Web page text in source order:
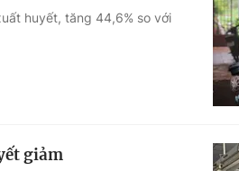
huyết, tăng 44,6% so với
giảm